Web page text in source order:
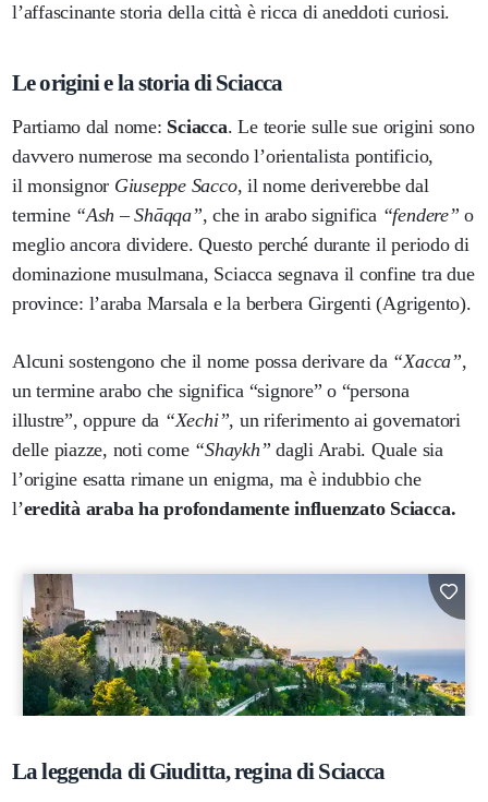
l’affascinante storia della città è ricca di aneddoti curiosi.
Le origini e la storia di Sciacca
Partiamo dal nome: Sciacca. Le teorie sulle sue origini sono
davvero numerose ma secondo l’orientalista pontificio,
il monsignor Giuseppe Sacco, il nome deriverebbe dal
termine “Ash – Shāqqa”, che in arabo significa “fendere” o
meglio ancora dividere. Questo perché durante il periodo di
dominazione musulmana, Sciacca segnava il confine tra due
province: l’araba Marsala e la berbera Girgenti (Agrigento).
Alcuni sostengono che il nome possa derivare da “Xacca”,
un termine arabo che significa “signore” o “persona
illustre”, oppure da “Xechi”, un riferimento ai governatori
delle piazze, noti come “Shaykh” dagli Arabi. Quale sia
l’origine esatta rimane un enigma, ma è indubbio che
l’eredità araba ha profondamente influenzato Sciacca.
La leggenda di Giuditta, regina di Sciacca